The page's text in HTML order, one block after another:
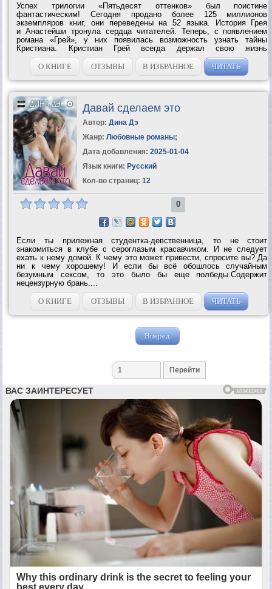
Успех трилогии «Пятьдесят оттенков» был поистине
фантастическим! Сегодня продано более 125 миллионов
экземпляров книг, они переведены на 52 языка. История Грея
и Анастейши тронула сердца читателей. Теперь, с появлением
романа «Грей», у них появилась возможность узнать тайны
Кристиана. Кристиан Грей всегда держал свою жизнь
под контролем. Его полностью устраивало, что мир вокруг него
рационально устроен и подчинен...
О КНИГЕ ОТЗЫВЫ В ИЗБРАННОЕ ЧИТАТЬ
Давай сделаем это
Автор: Дина Дэ
Жанр: Любовные романы;
Дата добавления: 2025-01-04
Язык книги: Русский
Кол-во страниц: 12
0
Если ты прилежная студентка-девственница, то не стоит
знакомиться в клубе с сероглазым красавчиком. И не следует
ехать к нему домой. К чему это может привести, спросите вы? Да
ни к чему хорошему! И если бы всё обошлось случайным
безумным сексом, то это было бы еще полбеды.Содержит
нецензурную брань....
О КНИГЕ
ОТЗЫВЫ В ИЗБРАННОЕ ЧИТАТЬ
Вперед